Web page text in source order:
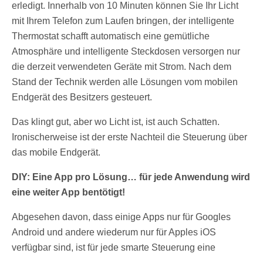
erledigt. Innerhalb von 10 Minuten können Sie Ihr Licht
mit Ihrem Telefon zum Laufen bringen, der intelligente
Thermostat schafft automatisch eine gemütliche
Atmosphäre und intelligente Steckdosen versorgen nur
die derzeit verwendeten Geräte mit Strom. Nach dem
Stand der Technik werden alle Lösungen vom mobilen
Endgerät des Besitzers gesteuert.
Das klingt gut, aber wo Licht ist, ist auch Schatten.
Ironischerweise ist der erste Nachteil die Steuerung über
das mobile Endgerät.
DIY: Eine App pro Lösung… für jede Anwendung wird
eine weiter App bentötigt!
Abgesehen davon, dass einige Apps nur für Googles
Android und andere wiederum nur für Apples iOS
verfügbar sind, ist für jede smarte Steuerung eine